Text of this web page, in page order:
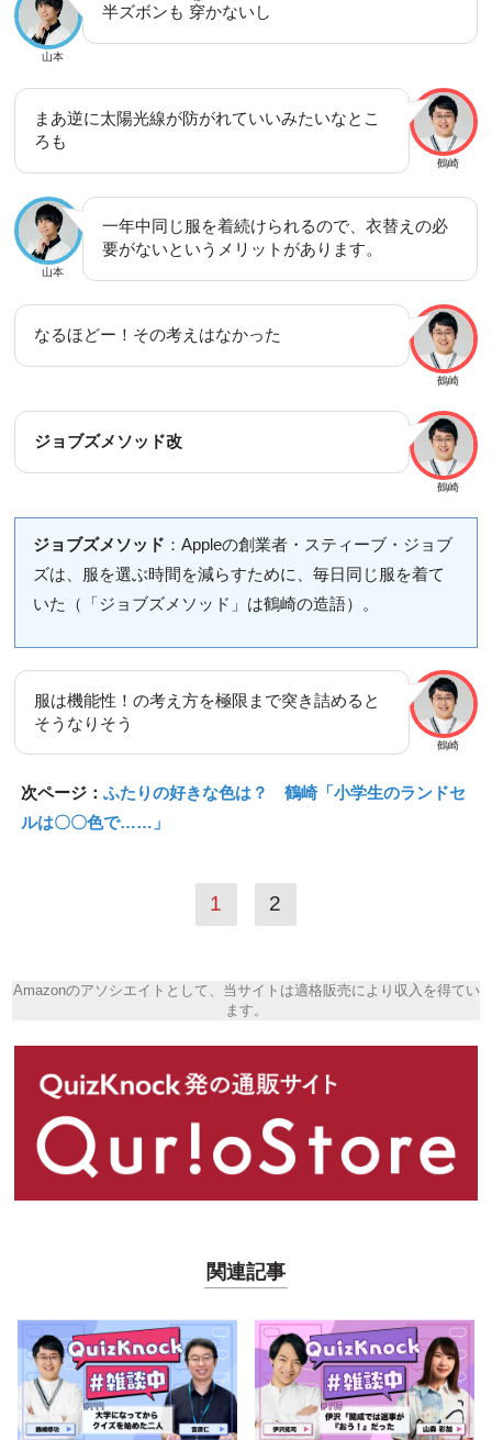
山本
半ズボンも 穿かないし
鶴崎
まあ逆に太陽光線が防がれていいみたいなとこ
ろも
山本
一年中同じ服を着続けられるので、衣替えの必
要がないというメリットがあります。
鶴崎
なるほどー！その考えはなかった
鶴崎
ジョブズメソッド改
ジョブズメソッド ：Appleの創業者・スティーブ・ジョブ
ズは、服を選ぶ時間を減らすために、毎日同じ服を着て
いた（「ジョブズメソッド」は鶴崎の造語）。
鶴崎
服は機能性！の考え方を極限まで突き詰めると
そうなりそう
次ページ： ふたりの好きな色は？ 鶴崎「小学生のランドセ
ルは〇〇色で……」
1 2
Amazonのアソシエイトとして、当サイトは適格販売により収入を得てい
ます。
関連記事